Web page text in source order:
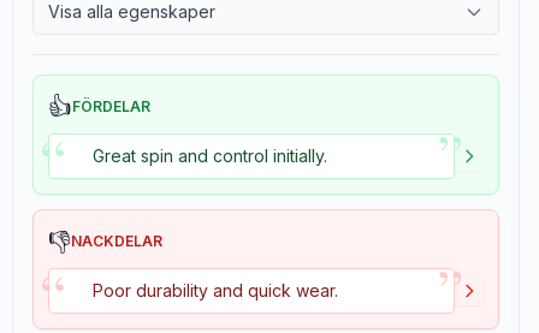
Visa alla egenskaper
👍FÖRDELAR
“ Great spin and control initially. ”
👎NACKDELAR
“ Poor durability and quick wear. ”